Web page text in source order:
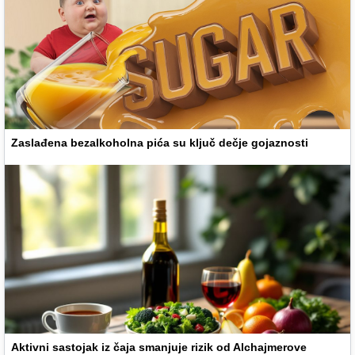
Zaslađena bezalkoholna pića su ključ dečje gojaznosti
Aktivni sastojak iz čaja smanjuje rizik od Alchajmerove